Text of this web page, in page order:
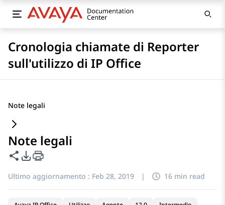
Cronologia chiamate di Reporter
sull'utilizzo di IP Office
Note legali
Note legali
Condividi questa pagina
Opzioni di esportazione PDF
Ultimo aggiornamento : Feb 28, 2019 | 16 min read